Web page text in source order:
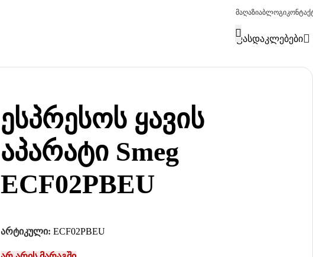
მაღაზიაბლოგი
ფასდაკლებები
ესპრესოს ყავის
აპარატი Smeg
ECF02PBEU
არტიკული:ECF02PBEU